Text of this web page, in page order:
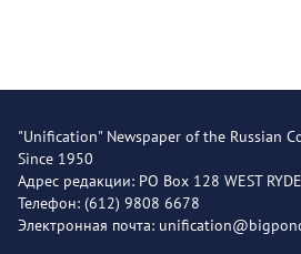
"Unification" Newspaper of the Russian
Since 1950
Адрес редакции: PO Box 128 WEST
Телефон: (612) 9808 6678
Электронная почта: